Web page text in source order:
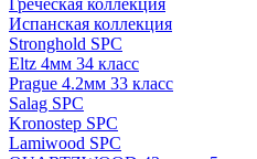
Греческая коллекция
Испанская коллекция
Stronghold SPC
Eltz 4мм 34 класс
Prague 4.2мм 33 класс
Salag SPC
Kronostep SPC
Lamiwood SPC